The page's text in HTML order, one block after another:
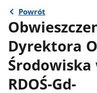
Powrót
Dyrektora
Środowiska
RDOŚ-Gd-